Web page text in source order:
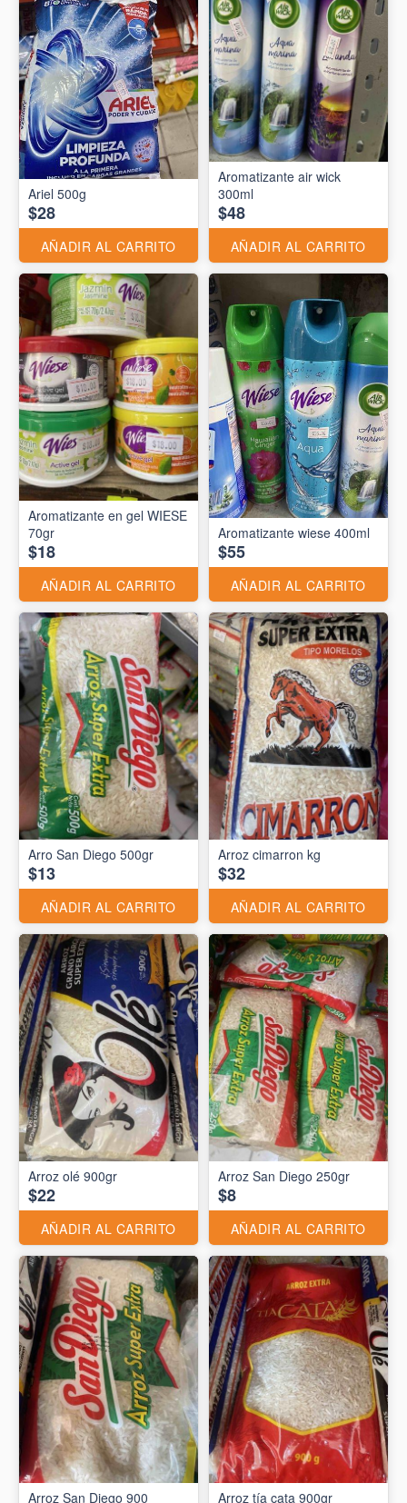
Ariel 500g
$28
AÑADIR AL CARRITO
Aromatizante air wick
300ml
$48
AÑADIR AL CARRITO
Aromatizante en gel WIESE
70gr
$18
AÑADIR AL CARRITO
Aromatizante wiese 400ml
$55
AÑADIR AL CARRITO
Arro San Diego 500gr
$13
AÑADIR AL CARRITO
Arroz cimarron kg
$32
AÑADIR AL CARRITO
Arroz olé 900gr
$22
AÑADIR AL CARRITO
Arroz San Diego 250gr
$8
AÑADIR AL CARRITO
Arroz San Diego 900 Arroz tía cata 900gr